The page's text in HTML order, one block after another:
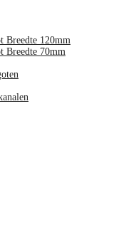
Breedte 120mm
Breedte 70mm